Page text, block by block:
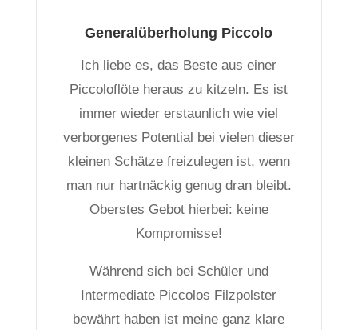
Generalüberholung Piccolo
Ich liebe es, das Beste aus einer
Piccoloflöte heraus zu kitzeln. Es ist
immer wieder erstaunlich wie viel
verborgenes Potential bei vielen dieser
kleinen Schätze freizulegen ist, wenn
man nur hartnäckig genug dran bleibt.
Oberstes Gebot hierbei: keine
Kompromisse!
Während sich bei Schüler und
Intermediate Piccolos Filzpolster
bewährt haben ist meine ganz klare